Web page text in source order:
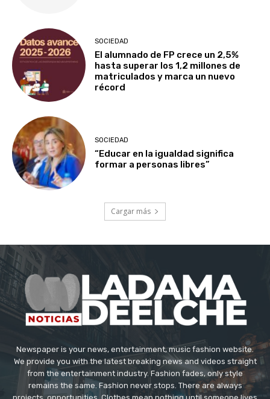
SOCIEDAD
El alumnado de FP crece un 2,5%
hasta superar los 1,2 millones de
matriculados y marca un nuevo
récord
SOCIEDAD
“Educar en la igualdad significa
formar a personas libres”
Cargar más
Newspaper is your news, entertainment, music fashion website.
We provide you with the latest breaking news and videos straight
from the entertainment industry. Fashion fades, only style
remains the same. Fashion never stops. There are always